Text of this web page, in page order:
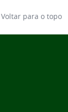
Voltar para o topo